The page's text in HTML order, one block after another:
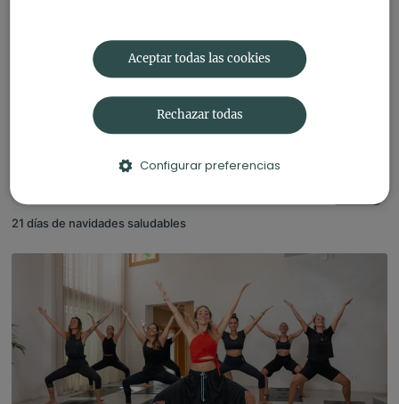
21 días de navidades saludables
Aceptar todas las cookies
Rechazar todas
Configurar preferencias